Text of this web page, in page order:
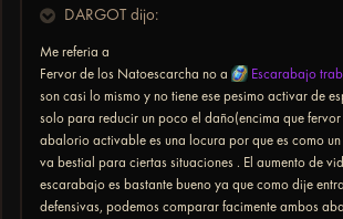
DARGOT dijo:
Me referia a
Fervor de los Natoescarcha no a
Escarabajo
son casi lo mismo y no tiene ese pesimo activar de
solo para reducir un poco el daño(encima que
abalorio activable es una locura por que es como
va bestial para ciertas situaciones . El aumento de
escarabajo es bastante bueno ya que como dije
defensivas, podemos comparar facimente ambos